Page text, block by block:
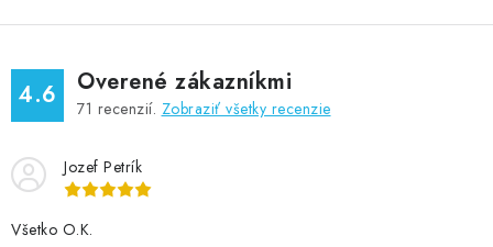
4.6 Overené zákazníkmi
71 recenzií. Zobraziť všetky recenzie
Jozef Petrík
Všetko O.K.